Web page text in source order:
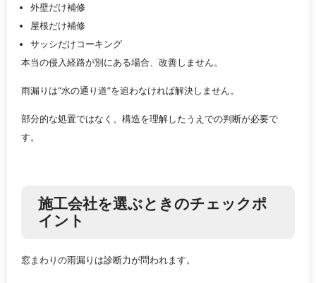
外壁だけ補修
屋根だけ補修
サッシだけコーキング
本当の侵入経路が別にある場合、改善しません。
雨漏りは“水の通り道”を追わなければ解決しません。
部分的な処置ではなく、構造を理解したうえでの判断が必要で
す。
施工会社を選ぶときのチェックポ
イント
窓まわりの雨漏りは診断力が問われます。